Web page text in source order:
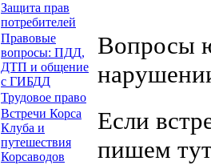
Защита прав
потребителей
Правовые
вопросы: ПДД,
ДТП и общение
с ГИБДД
Вопросы
Трудовое право
Встречи Корса
Клуба и
путешествия
Корсаводов
Если
пишем